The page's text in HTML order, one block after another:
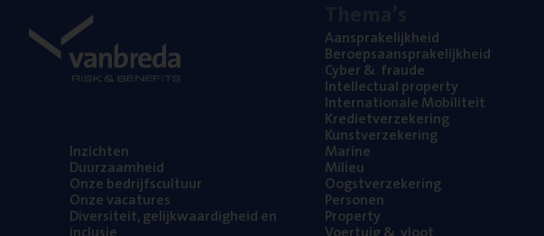
Inzich­ten
Duur­zaam­heid
Onze bedrijfs­cul­tuur
Onze vaca­tu­res
Diver­si­teit, gelijk­waar­dig­heid en
Aan­spra­ke­lijk­heid
Beroeps­aan­spra­ke­lijk­heid
Cyber& fraude
Intel­lec­tu­al property
Inter­na­ti­o­na­le Mobiliteit
Kre­diet­ver­ze­ke­ring
Kunst­ver­ze­ke­ring
Mari­ne
Mili­eu
Oogst­ver­ze­ke­ring
Per­so­nen
Pro­per­ty